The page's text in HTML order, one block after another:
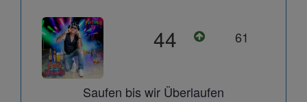
44 61
Saufen bis wir Überlaufen